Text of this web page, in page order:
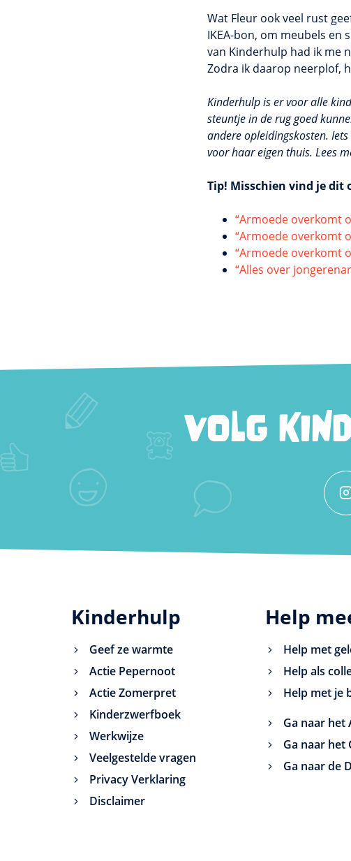
Wat Fleur ook veel rust
IKEA-bon, om meubels en
van Kinderhulp had ik me
Zodra ik daarop neerplof,
Kinderhulp is er voor alle
steuntje in de rug goed
andere opleidingskosten.
voor haar eigen thuis. Lees
Tip! Misschien vind je dit
“Armoede overkomt
“Armoede overkomt
“Armoede overkomt
“Alles over
VOLG
Kinderhulp
Geef ze warmte
Actie Pepernoot
Actie Zomerpret
Kinderzwerfboek
Werkwijze
Veelgestelde vragen
Privacy Verklaring
Disclaimer
Help
Help met
Help als
Help met je
Ga naar
Ga naar het
Ga naar de